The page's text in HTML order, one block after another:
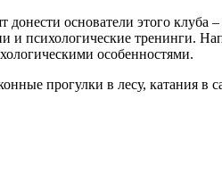
основатели этого
и психологические тренинги.
особенностями.
прогулки в лесу, катания в